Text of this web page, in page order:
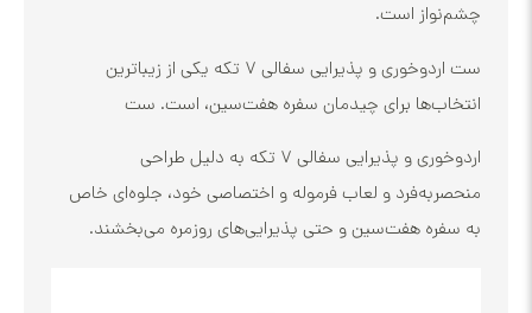
است.
ست اردوخوری و پذیرایی سفالی ۷ تکه یکی از زیباترین
برای چیدمان سفره هفت‌سین، است. ست
اردوخوری و پذیرایی سفالی ۷ تکه به دلیل طراحی
و لعاب فرموله و اختصاصی خود، جلوه‌ای خاص
هفت‌سین و حتی پذیرایی‌های روزمره می‌بخشند.